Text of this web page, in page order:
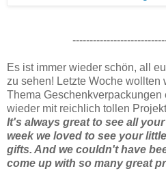
Es ist immer wieder schön, all
zu sehen! Letzte Woche wollten
Thema
wieder mit reichlich tollen
It's always great to see all
week we loved to see your
gifts. And we couldn't have
come up with so many great